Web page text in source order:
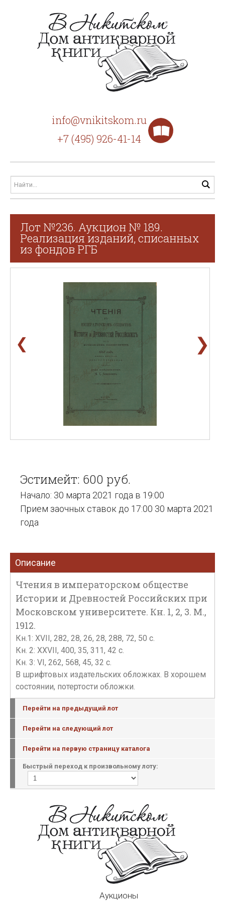
info@vnikitskom.ru
+7 (495) 926-41-14
Лот №236. Аукцион № 189.
Реализация изданий, списанных
из фондов РГБ
❮ ❯
Эстимейт: 600 руб.
Начало: 30 марта 2021 года в 19:00
Прием заочных ставок до 17:00 30 марта 2021
года
Описание
Чтения в императорском обществе
Истории и Древностей Российских при
Московском университете. Кн. 1, 2, 3. М.,
1912.
Кн.1: XVII, 282, 28, 26, 28, 288, 72, 50 с.
Кн. 2: XXVII, 400, 35, 311, 42 с.
Кн. 3: VI, 262, 568, 45, 32 с.
В шрифтовых издательских обложках. В хорошем
состоянии, потертости обложки.
Перейти на предыдущий лот
Перейти на следующий лот
Перейти на первую страницу каталога
Быстрый переход к произвольному лоту:
Аукционы